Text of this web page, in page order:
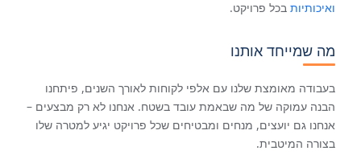
ואיכותיות בכל פרויקט.
מה שמייחד אותנו
בעבודה מאומצת שלנו עם אלפי לקוחות לאורך השנים, פיתחנו
הבנה עמוקה של מה שבאמת עובד בשטח. אנחנו לא רק מבצעים –
אנחנו גם יועצים, מנחים ומבטיחים שכל פרויקט יגיע למטרה שלו
בצורה המיטבית.